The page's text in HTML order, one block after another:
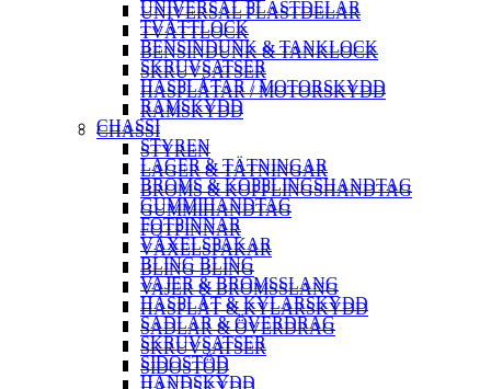
UNIVERSAL PLASTDELAR
TVÄTTLOCK
BENSINDUNK & TANKLOCK
SKRUVSATSER
HASPLÅTAR / MOTORSKYDD
RAMSKYDD
CHASSI
STYREN
LAGER & TÄTNINGAR
BROMS & KOPPLINGSHANDTAG
GUMMIHANDTAG
FOTPINNAR
VÄXELSPAKAR
BLING BLING
VAJER & BROMSSLANG
HASPLÅT & KYLARSKYDD
SADLAR & ÖVERDRAG
SKRUVSATSER
SIDOSTÖD
UNIVERSAL PLASTDELAR
TVÄTTLOCK
BENSINDUNK & TANKLOCK
SKRUVSATSER
HASPLÅTAR / MOTORSKYDD
RAMSKYDD
CHASSI
STYREN
LAGER & TÄTNINGAR
BROMS & KOPPLINGSHANDTAG
GUMMIHANDTAG
FOTPINNAR
VÄXELSPAKAR
BLING BLING
VAJER & BROMSSLANG
HASPLÅT & KYLARSKYDD
SADLAR & ÖVERDRAG
SKRUVSATSER
SIDOSTÖD
HANDSKYDD